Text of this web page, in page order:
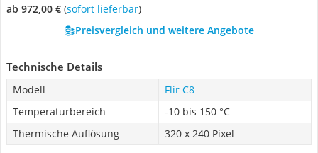
ab 972,00 € ( Sofort lieferbar)
Preisvergleich und weitere Angebote
Technische Details
Modell
Flir C8
Temperaturbereich
-10 bis 150 °C
Thermische Auflösung
320 x 240 Pixel